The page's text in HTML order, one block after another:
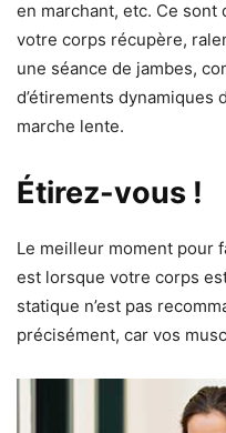
en marchant, etc. Ce sont
votre corps récupère,
une séance de jambes,
d’étirements dynamiques
marche lente.
Étirez-vous !
Le meilleur moment pour
est lorsque votre corps
statique n’est pas
précisément, car vos